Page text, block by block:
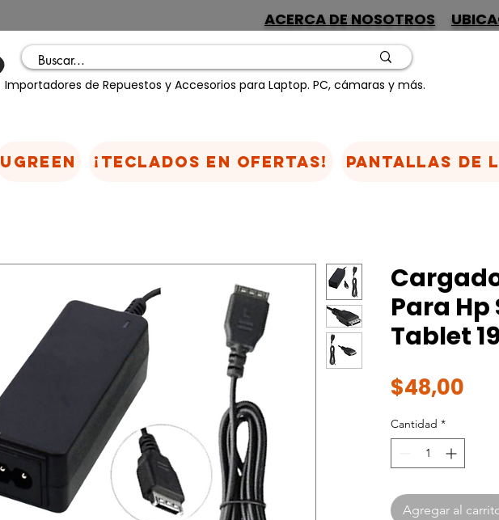
ACERCA DE NOSOTROS
Importadores de Repuestos y Accesorios para Laptop. PC, cámaras y más.
Para Hp
Tablet
$48,00
Cantidad *
Agregar al
UGREEN ¡TECLADOS EN OFERTAS! Pantallas de